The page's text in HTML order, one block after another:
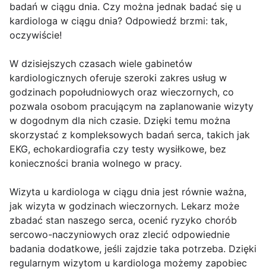
badań w ciągu dnia. Czy można jednak badać się u
kardiologa w ciągu dnia? Odpowiedź brzmi: tak,
oczywiście!
W dzisiejszych czasach wiele gabinetów
kardiologicznych oferuje szeroki zakres usług w
godzinach popołudniowych oraz wieczornych, co
pozwala osobom pracującym na zaplanowanie wizyty
w dogodnym dla nich czasie. Dzięki temu można
skorzystać z kompleksowych badań serca, takich jak
EKG, echokardiografia czy testy wysiłkowe, bez
konieczności brania wolnego w pracy.
Wizyta u kardiologa w ciągu dnia jest równie ważna,
jak wizyta w godzinach wieczornych. Lekarz może
zbadać stan naszego serca, ocenić ryzyko chorób
sercowo-naczyniowych oraz zlecić odpowiednie
badania dodatkowe, jeśli zajdzie taka potrzeba. Dzięki
regularnym wizytom u kardiologa możemy zapobiec